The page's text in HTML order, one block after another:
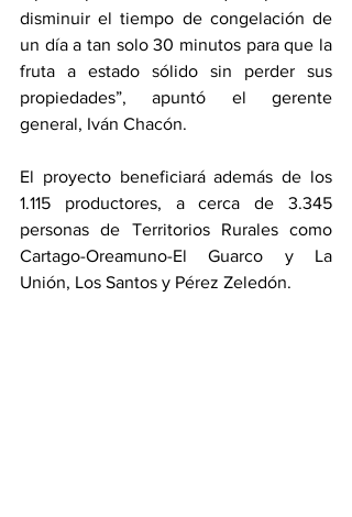
disminuir el tiempo de congelación de
un día a tan solo 30 minutos para que la
fruta a estado sólido sin perder sus
propiedades”, apuntó el gerente
general, Iván Chacón.
El proyecto beneficiará además de los
1.115 productores, a cerca de 3.345
personas de Territorios Rurales como
Cartago-Oreamuno-El Guarco y La
Unión, Los Santos y Pérez Zeledón.